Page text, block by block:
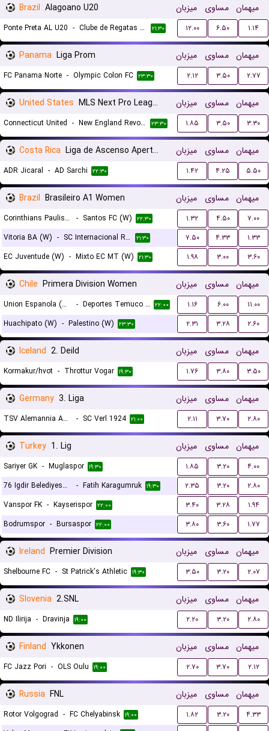
Brazil Alagoano U20 میزبان مساوی میهمان
Ponte Preta AL U20 - Clube de Regatas Brasil U20 ۲۱:۳۰ ۱۲.۰۰ ۶.۵۰ ۱.۱۴
Panama Liga Prom میزبان مساوی میهمان
FC Panama Norte - Olympic Colon FC ۲۳:۳۰ ۲.۱۲ ۳.۵۰ ۲.۷۷
United States MLS Next Pro League میزبان مساوی میهمان
Connecticut United - New England Revolution II ۲۳:۳۰ ۱.۸۵ ۳.۵۰ ۳.۳۰
Costa Rica Liga de Ascenso Apertura gr. A میزبان مساوی میهمان
ADR Jicaral - AD Sarchi ۲۲:۳۰ ۱.۴۲ ۴.۲۵ ۵.۵۰
Brazil Brasileiro A1 Women میزبان مساوی میهمان
Corinthians Paulista (W) - Santos FC (W) ۲۲:۳۰ ۱.۳۲ ۴.۵۰
۷.۰۰
Vitoria BA (W) - SC Internacional RS (W) ۲۱:۳۰ ۷.۵۰ ۴.۳۳
۱.۳۳
EC Juventude (W) - Mixto EC MT (W) ۲۱:۳۰ ۱.۹۸ ۳.۰۰ ۳.۶۰
Chile Primera Division Women میزبان مساوی میهمان
Union Espanola (W) - Deportes Temuco (W) ۲۲:۰۰ ۱.۱۶ ۶.۰۰
۱۱.۰۰
Huachipato (W) - Palestino (W) ۲۳:۳۰ ۲.۳۱ ۳.۲۸ ۲.۶۰
Iceland 2. Deild میزبان مساوی میهمان
Kormakur/hvot - Throttur Vogar ۱۹:۳۰ ۱.۷۶ ۳.۸۰ ۳.۵۰
Germany 3. Liga میزبان مساوی میهمان
TSV Alemannia Aachen - SC Verl 1924 ۲۱:۰۰ ۲.۱۱ ۳.۷۰ ۲.۸۰
Turkey 1. Lig میزبان مساوی میهمان
Sariyer GK - Muglaspor ۱۹:۳۰ ۱.۸۵ ۳.۲۰
۴.۰۰
76 Igdir Belediyespor
- Fatih Karagumruk ۱۹:۳۰ ۲.۳۵ ۳.۲۰
۲.۸۰
Vanspor FK - Kayserispor ۲۲:۰۰ ۳.۴۰ ۳.۲۸
۱.۹۴
Bodrumspor - Bursaspor ۲۲:۰۰ ۳.۸۰ ۳.۶۰ ۱.۷۷
Ireland Premier Division میزبان مساوی میهمان
Shelbourne FC - St Patrick's Athletic ۱۹:۳۰ ۳.۵۰ ۳.۲۰ ۲.۰۷
Slovenia 2.SNL میزبان مساوی میهمان
ND Ilirija - Dravinja ۱۹:۰۰ ۲.۲۰ ۳.۲۰ ۲.۸۰
Finland Ykkonen میزبان مساوی میهمان
FC Jazz Pori - OLS Oulu ۱۹:۰۰ ۲.۷۰ ۳.۷۰ ۲.۱۲
Russia FNL میزبان مساوی میهمان
Rotor Volgograd - FC Chelyabinsk ۱۹:۰۰ ۱.۸۲ ۳.۲۰
۴.۳۳